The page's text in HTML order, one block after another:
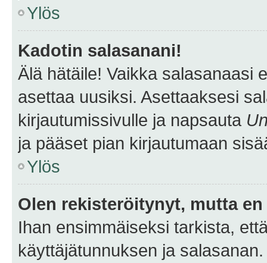
Ylös
Kadotin salasanani!
Älä hätäile! Vaikka salasanaasi
asettaa uusiksi. Asettaaksesi
kirjautumissivulle ja napsauta
ja pääset pian kirjautumaan
Ylös
Olen rekisteröitynyt, mutta
Ihan ensimmäiseksi tarkista,
käyttäjätunnuksen ja